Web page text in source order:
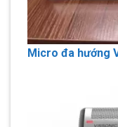
Micro đa hướng